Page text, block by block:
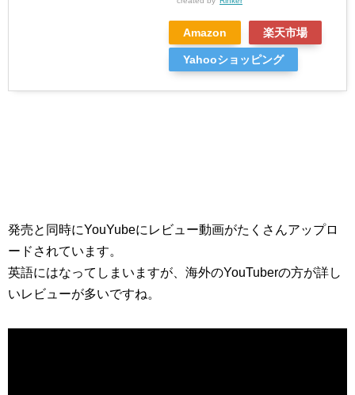
Amazon 楽天市場
Yahooショッピング
発売と同時にYouYubeにレビュー動画がたくさんアップロ
ードされています。
英語にはなってしまいますが、海外のYouTuberの方が詳し
いレビューが多いですね。